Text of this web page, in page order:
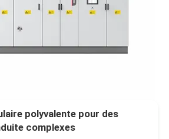
polyvalente pour des
complexes